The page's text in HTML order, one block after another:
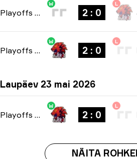
Playoffs bo3
W
2 : 0
L
Playoffs bo3
W
2 : 0
L
Laupäev 23 mai 2026
Playoffs bo3
W
2 : 0
L
NÄITA